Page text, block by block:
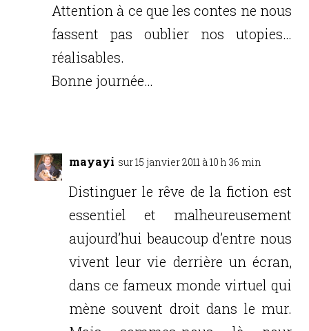
Attention à ce que les contes ne nous
fassent pas oublier nos utopies…
réalisables.
Bonne journée…
mayayi sur 15 janvier 2011 à 10 h 36 min
Distinguer le rêve de la fiction est
essentiel et malheureusement
aujourd’hui beaucoup d’entre nous
vivent leur vie derrière un écran,
dans ce fameux monde virtuel qui
mène souvent droit dans le mur.